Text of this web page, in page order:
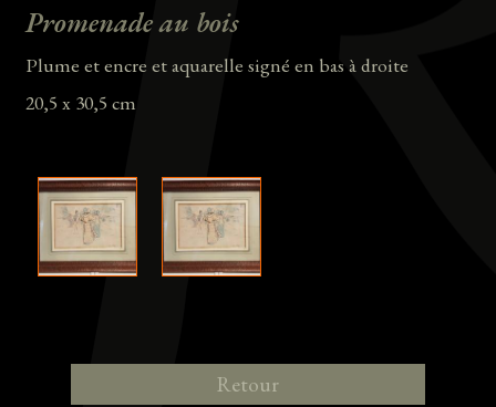
Promenade au bois
Plume et encre et aquarelle signé en bas à droite
20,5 x 30,5 cm
Retour